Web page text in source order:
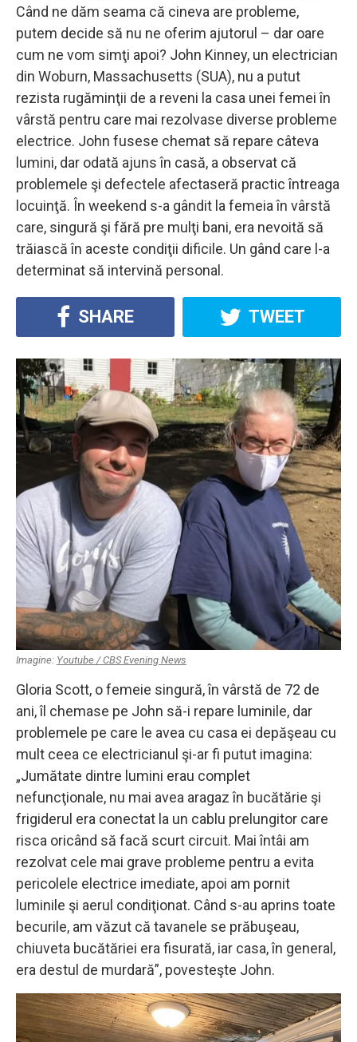
Când ne dăm seama că cineva are probleme,
putem decide să nu ne oferim ajutorul – dar oare
cum ne vom simţi apoi? John Kinney, un electrician
din Woburn, Massachusetts (SUA), nu a putut
rezista rugăminţii de a reveni la casa unei femei în
vârstă pentru care mai rezolvase diverse probleme
electrice. John fusese chemat să repare câteva
lumini, dar odată ajuns în casă, a observat că
problemele şi defectele afectaseră practic întreaga
locuinţă. În weekend s-a gândit la femeia în vârstă
care, singură şi fără pre mulţi bani, era nevoită să
trăiască în aceste condiţii dificile. Un gând care l-a
determinat să intervină personal.
SHARE TWEET
Imagine: Youtube / CBS Evening News
Gloria Scott, o femeie singură, în vârstă de 72 de
ani, îl chemase pe John să-i repare luminile, dar
problemele pe care le avea cu casa ei depăşeau cu
mult ceea ce electricianul şi-ar fi putut imagina:
„Jumătate dintre lumini erau complet
nefuncţionale, nu mai avea aragaz în bucătărie şi
frigiderul era conectat la un cablu prelungitor care
risca oricând să facă scurt circuit. Mai întâi am
rezolvat cele mai grave probleme pentru a evita
pericolele electrice imediate, apoi am pornit
luminile şi aerul condiţionat. Când s-au aprins toate
becurile, am văzut că tavanele se prăbuşeau,
chiuveta bucătăriei era fisurată, iar casa, în general,
era destul de murdară”, povesteşte John.